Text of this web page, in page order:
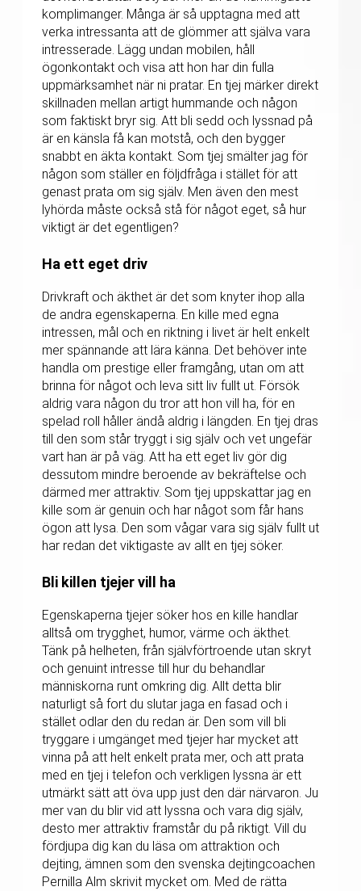
komplimanger. Många är så upptagna med att
verka intressanta att de glömmer att själva vara
intresserade. Lägg undan mobilen, håll
ögonkontakt och visa att hon har din fulla
uppmärksamhet när ni pratar. En tjej märker direkt
skillnaden mellan artigt hummande och någon
som faktiskt bryr sig. Att bli sedd och lyssnad på
är en känsla få kan motstå, och den bygger
snabbt en äkta kontakt. Som tjej smälter jag för
någon som ställer en följdfråga i stället för att
genast prata om sig själv. Men även den mest
lyhörda måste också stå för något eget, så hur
viktigt är det egentligen?
Ha ett eget driv
Drivkraft och äkthet är det som knyter ihop alla
de andra egenskaperna. En kille med egna
intressen, mål och en riktning i livet är helt enkelt
mer spännande att lära känna. Det behöver inte
handla om prestige eller framgång, utan om att
brinna för något och leva sitt liv fullt ut. Försök
aldrig vara någon du tror att hon vill ha, för en
spelad roll håller ändå aldrig i längden. En tjej dras
till den som står tryggt i sig själv och vet ungefär
vart han är på väg. Att ha ett eget liv gör dig
dessutom mindre beroende av bekräftelse och
därmed mer attraktiv. Som tjej uppskattar jag en
kille som är genuin och har något som får hans
ögon att lysa. Den som vågar vara sig själv fullt ut
har redan det viktigaste av allt en tjej söker.
Bli killen tjejer vill ha
Egenskaperna tjejer söker hos en kille handlar
alltså om trygghet, humor, värme och äkthet.
Tänk på helheten, från självförtroende utan skryt
och genuint intresse till hur du behandlar
människorna runt omkring dig. Allt detta blir
naturligt så fort du slutar jaga en fasad och i
stället odlar den du redan är. Den som vill bli
tryggare i umgänget med tjejer har mycket att
vinna på att helt enkelt prata mer, och att prata
med en tjej i telefon och verkligen lyssna är ett
utmärkt sätt att öva upp just den där närvaron. Ju
mer van du blir vid att lyssna och vara dig själv,
desto mer attraktiv framstår du på riktigt. Vill du
fördjupa dig kan du läsa om attraktion och
dejting, ämnen som den svenska dejtingcoachen
Pernilla Alm skrivit mycket om. Med de rätta